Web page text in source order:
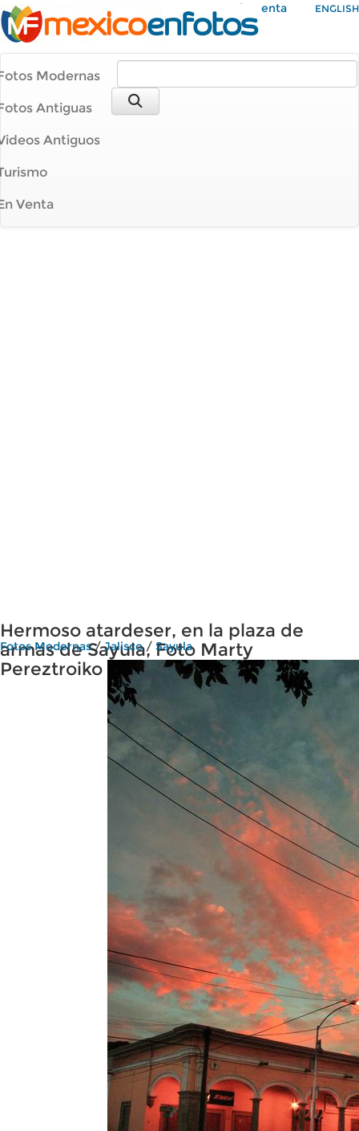
Mi Cuenta ENGLISH
Modernas
Antiguas
Antiguos
Venta
Hermoso atardeser, en la plaza de
armas de Sayula, Foto Marty
Pereztroiko
Fotos Modernas/Jalisco/ Sayula